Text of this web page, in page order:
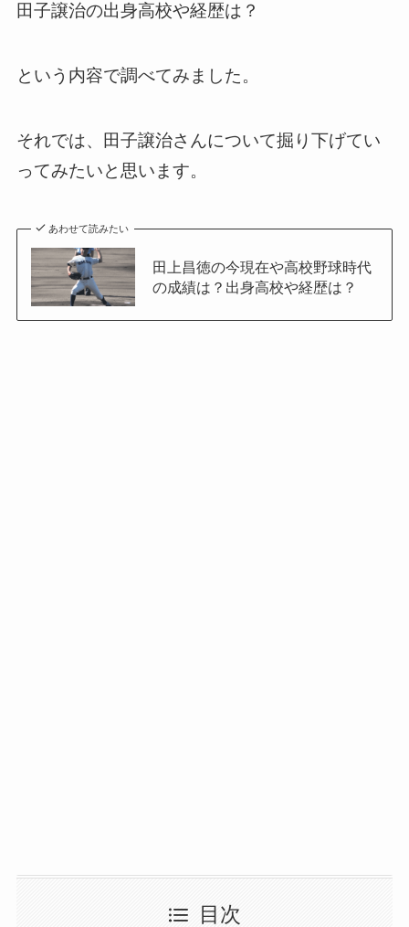
田子譲治の出身高校や経歴は？
という内容で調べてみました。
それでは、田子譲治さんについて掘り下げてい
ってみたいと思います。
あわせて読みたい
田上昌徳の今現在や高校野球時代
の成績は？出身高校や経歴は？
目次